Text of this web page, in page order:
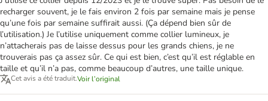
recharger souvent, je le fais environ 2 fois par semaine mais je pense
qu’une fois par semaine suffirait aussi. (Ça dépend bien sûr de
l’utilisation.) Je l’utilise uniquement comme collier lumineux, je
n’attacherais pas de laisse dessus pour les grands chiens, je ne
trouverais pas ça assez sûr. Ce qui est bien, c’est qu’il est réglable en
taille et qu’il n’a pas, comme beaucoup d’autres, une taille unique.
Cet avis a été traduit.Voir l’original